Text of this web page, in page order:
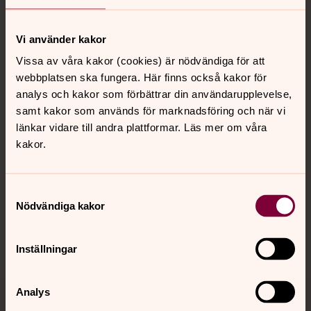
Vi använder kakor
Vissa av våra kakor (cookies) är nödvändiga för att
webbplatsen ska fungera. Här finns också kakor för
analys och kakor som förbättrar din användarupplevelse,
samt kakor som används för marknadsföring och när vi
länkar vidare till andra plattformar. Läs mer om våra
kakor.
Nödvändiga kakor
Inställningar
Analys
Kontakt
Kalender
Hitta snabbt
Sociala kanaler